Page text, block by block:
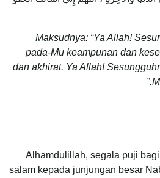
Maksudnya: “Ya Allah!
pada-Mu keampunan dan
dan akhirat. Ya Allah!
Alhamdulillah, segala puji
salam kepada junjungan besar